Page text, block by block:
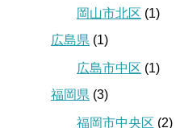
岡山市北区 (1)
広島県 (1)
広島市中区 (1)
福岡県 (3)
福岡市中央区 (2)